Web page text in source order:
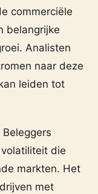
commerciële
belangrijke
Analisten
naar deze
leiden tot
die
markten. Het
met